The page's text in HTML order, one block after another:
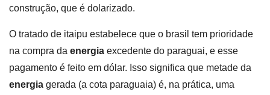
construção, que é dolarizado.
O tratado de itaipu estabelece que o brasil tem prioridade
na compra da energia excedente do paraguai, e esse
pagamento é feito em dólar. Isso significa que metade da
energia gerada (a cota paraguaia) é, na prática, uma